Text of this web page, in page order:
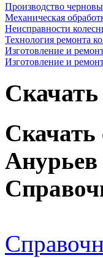
Производство
Механическая
Неисправности
Технология ремонта
Изготовление и
Изготовление и
Скачать
Скачать